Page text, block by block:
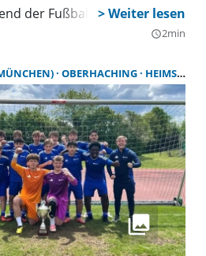
der Fußball WM erlaubt ist.
query_builder2min
OBERHACHING HEIMSTETTEN (LANDKREIS MÜNCHEN)